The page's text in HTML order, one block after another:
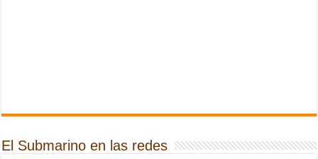
El Submarino en las redes